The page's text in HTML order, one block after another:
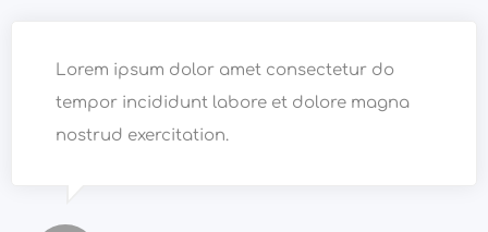
Lorem ipsum dolor amet consectetur do
tempor incididunt labore et dolore magna
nostrud exercitation.